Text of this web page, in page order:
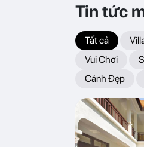
Tin tức
Tất cả
Vui Chơi
Cảnh Đẹp